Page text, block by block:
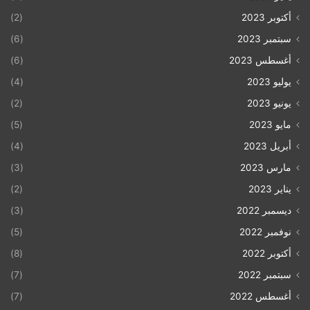
سامر عنبتاوي، عضو الهيئة القياديّة العليا للمبادرة الوطنيّة
الفلسطينيّة
الانتخابات التّشريعيّة ليست هدفاً بحدِّ ذاتِها، ولكنها إحدى
الوسائل للخروج من حالة الصّراع على السّلطة. توحي
أكتوبر 2023
(2)
سبتمبر 2023
(6)
أغسطس 2023
(6)
يوليو 2023
(4)
يونيو 2023
(2)
مايو 2023
(5)
أبريل 2023
(4)
مارس 2023
(3)
يناير 2023
(2)
ديسمبر 2022
(3)
نوفمبر 2022
(5)
أكتوبر 2022
(8)
سبتمبر 2022
(7)
أغسطس 2022
(7)